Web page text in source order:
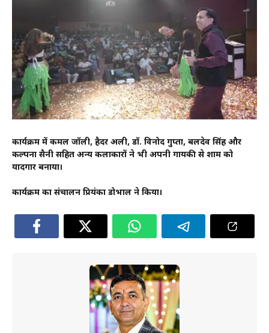
कार्यक्रम में कमल जॉली, हैदर अली, डॉ. विनोद गुप्ता, बलदेव सिंह और
कल्पना सैनी सहित अन्य कलाकारों ने भी अपनी गायकी से शाम को
यादगार बनाया।
कार्यक्रम का संचालन प्रियंका डोभाल ने किया।